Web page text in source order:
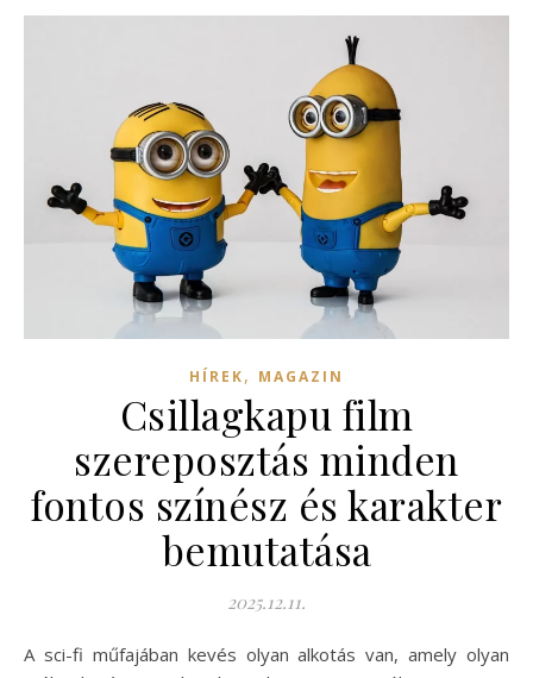
HÍREK, MAGAZIN
Csillagkapu film
szereposztás minden
fontos színész és karakter
bemutatása
2025.12.11.
A sci-fi műfajában kevés olyan alkotás van, amely olyan